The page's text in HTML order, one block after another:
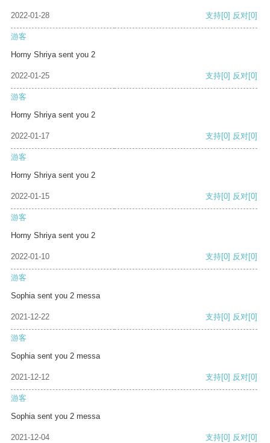
2022-01-28 支持[0] 反对[0]
游客
Horny Shriya sent you 2
2022-01-25 支持[0] 反对[0]
游客
Horny Shriya sent you 2
2022-01-17 支持[0] 反对[0]
游客
Horny Shriya sent you 2
2022-01-15 支持[0] 反对[0]
游客
Horny Shriya sent you 2
2022-01-10 支持[0] 反对[0]
游客
Sophia sent you 2 messa
2021-12-22 支持[0] 反对[0]
游客
Sophia sent you 2 messa
2021-12-12 支持[0] 反对[0]
游客
Sophia sent you 2 messa
2021-12-04 支持[0] 反对[0]